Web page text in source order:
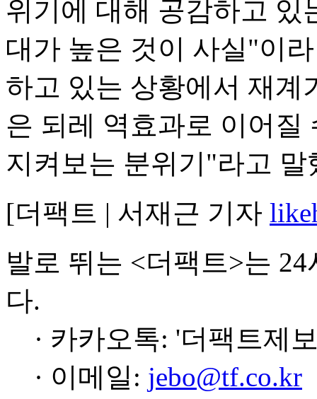
위기에 대해 공감하고 있
대가 높은 것이 사실"이
하고 있는 상황에서 재계
은 되레 역효과로 이어질
지켜보는 분위기"라고 말
[더팩트 | 서재근 기자
발로 뛰는 <더팩트>는
다.
· 카카오톡: '더팩트제
· 이메일: jebo@tf.co.kr